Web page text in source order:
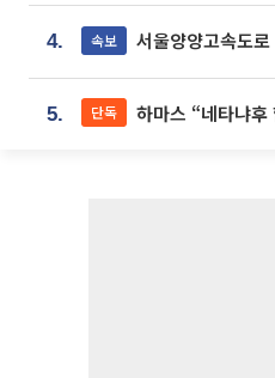
4. 속보 서울양양고속도
5. 단독 하마스 “네타냐후 합의